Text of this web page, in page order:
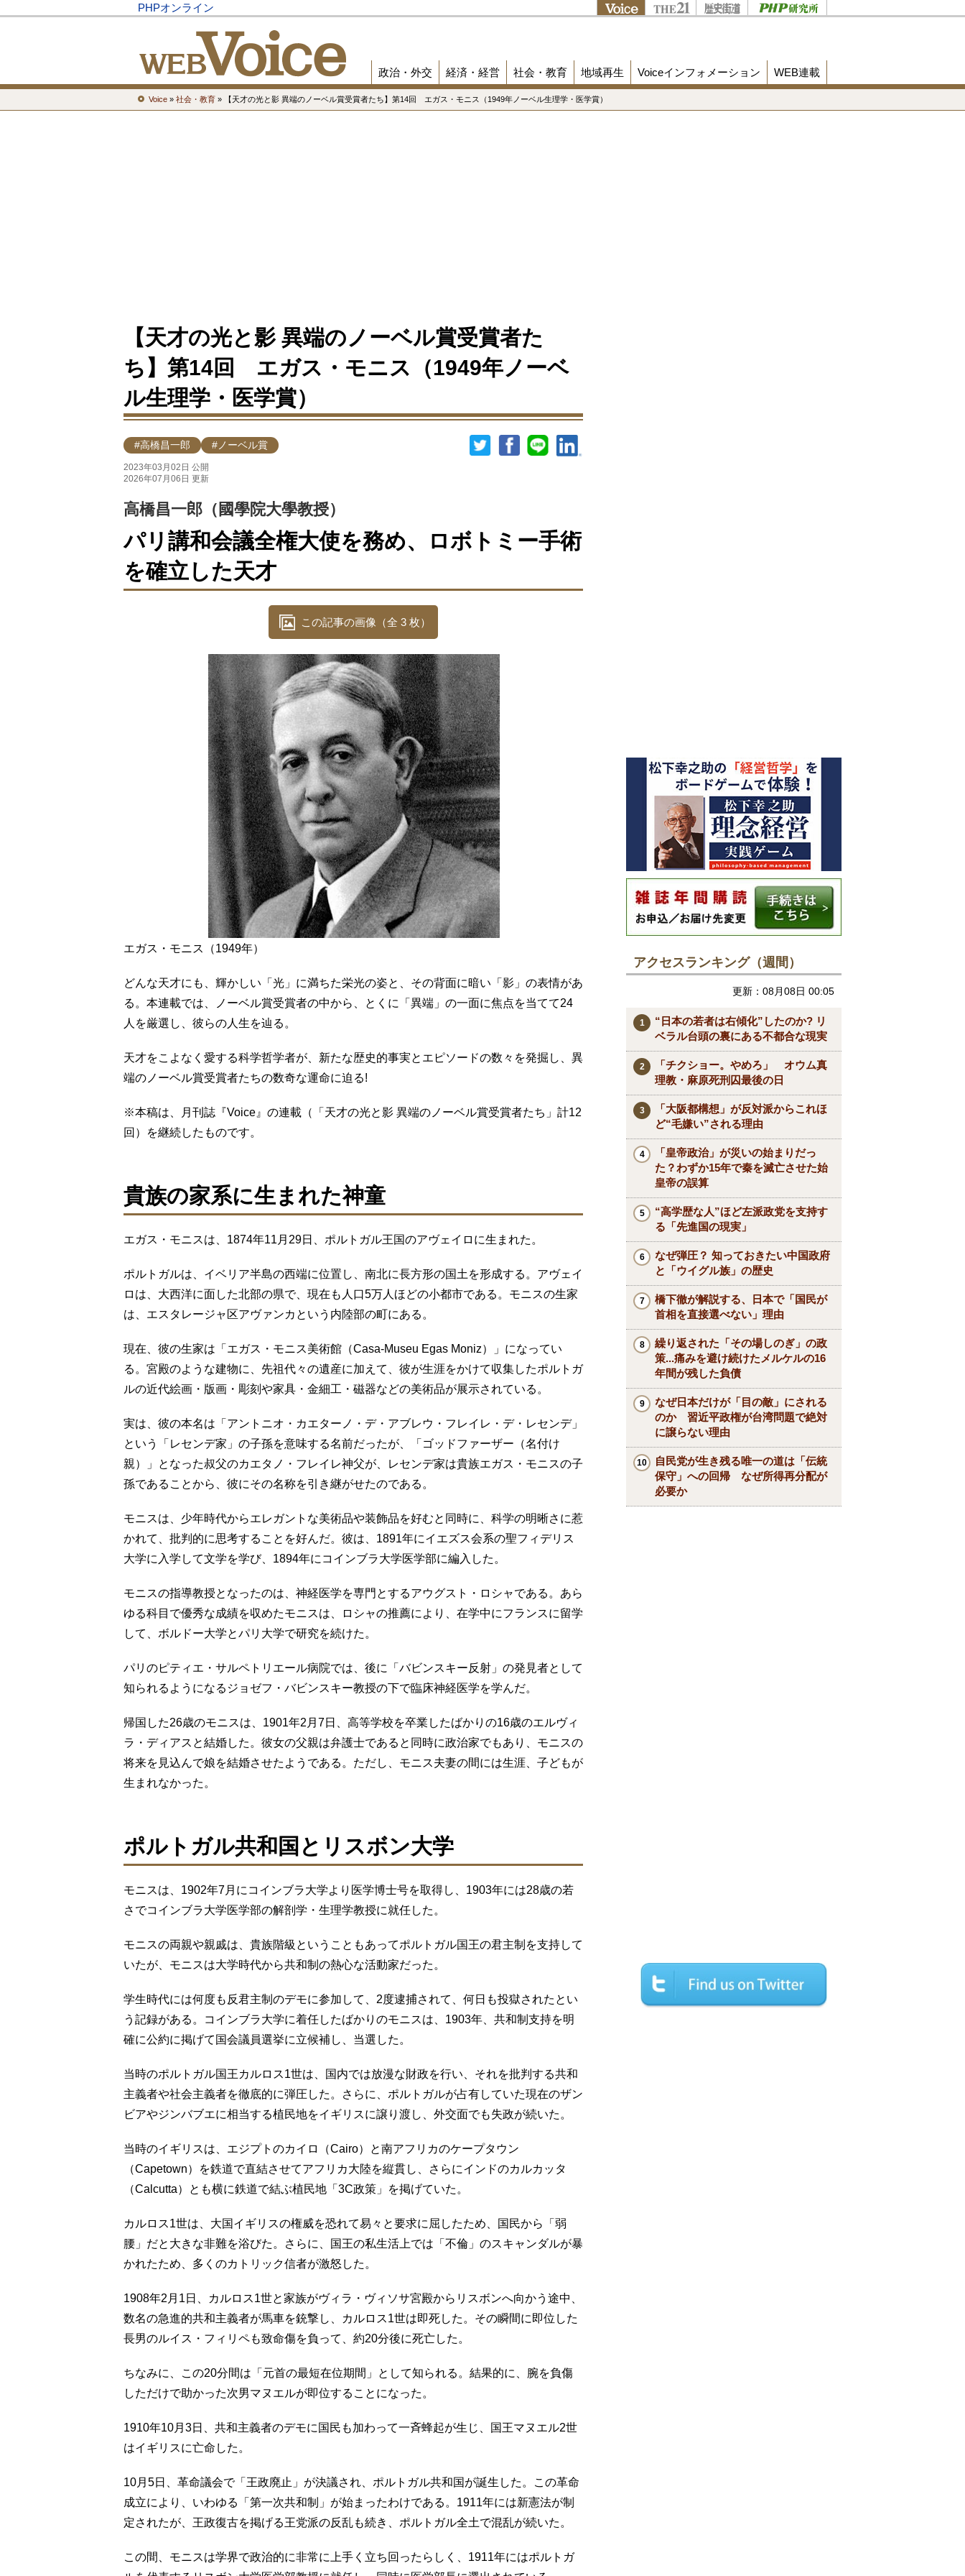
PHPオンライン
政治・外交 経済・経営 社会・教育 地域再生 Voiceインフォメーション WEB連載
Voice » 社会・教育 » 【天才の光と影 異端のノーベル賞受賞者たち】第14回 エガス・モニス（1949年ノーベル生理学・医学賞）
【天才の光と影 異端のノーベル賞受賞者た
ち】第14回 エガス・モニス（1949年ノーベ
ル生理学・医学賞）
#高橋昌一郎 #ノーベル賞
2023年03月02日 公開
2026年07月06日 更新
高橋昌一郎（國學院大學教授）
パリ講和会議全権大使を務め、ロボトミー手術
を確立した天才
この記事の画像（全 3 枚）
エガス・モニス（1949年）
どんな天才にも、輝かしい「光」に満ちた栄光の姿と、その背面に暗い「影」の表情があ
る。本連載では、ノーベル賞受賞者の中から、とくに「異端」の一面に焦点を当てて24
人を厳選し、彼らの人生を辿る。
天才をこよなく愛する科学哲学者が、新たな歴史的事実とエピソードの数々を発掘し、異
端のノーベル賞受賞者たちの数奇な運命に迫る!
※本稿は、月刊誌『Voice』の連載（「天才の光と影 異端のノーベル賞受賞者たち」計12
回）を継続したものです。
貴族の家系に生まれた神童
エガス・モニスは、1874年11月29日、ポルトガル王国のアヴェイロに生まれた。
ポルトガルは、イベリア半島の西端に位置し、南北に長方形の国土を形成する。アヴェイ
ロは、大西洋に面した北部の県で、現在も人口5万人ほどの小都市である。モニスの生家
は、エスタレージャ区アヴァンカという内陸部の町にある。
現在、彼の生家は「エガス・モニス美術館（Casa-Museu Egas Moniz）」になってい
る。宮殿のような建物に、先祖代々の遺産に加えて、彼が生涯をかけて収集したポルトガ
ルの近代絵画・版画・彫刻や家具・金細工・磁器などの美術品が展示されている。
実は、彼の本名は「アントニオ・カエターノ・デ・アブレウ・フレイレ・デ・レセンデ」
という「レセンデ家」の子孫を意味する名前だったが、「ゴッドファーザー（名付け
親）」となった叔父のカエタノ・フレイレ神父が、レセンデ家は貴族エガス・モニスの子
孫であることから、彼にその名称を引き継がせたのである。
モニスは、少年時代からエレガントな美術品や装飾品を好むと同時に、科学の明晰さに惹
かれて、批判的に思考することを好んだ。彼は、1891年にイエズス会系の聖フィデリス
大学に入学して文学を学び、1894年にコインブラ大学医学部に編入した。
モニスの指導教授となったのは、神経医学を専門とするアウグスト・ロシャである。あら
ゆる科目で優秀な成績を収めたモニスは、ロシャの推薦により、在学中にフランスに留学
して、ボルドー大学とパリ大学で研究を続けた。
パリのピティエ・サルペトリエール病院では、後に「バビンスキー反射」の発見者として
知られるようになるジョゼフ・バビンスキー教授の下で臨床神経医学を学んだ。
帰国した26歳のモニスは、1901年2月7日、高等学校を卒業したばかりの16歳のエルヴィ
ラ・ディアスと結婚した。彼女の父親は弁護士であると同時に政治家でもあり、モニスの
将来を見込んで娘を結婚させたようである。ただし、モニス夫妻の間には生涯、子どもが
生まれなかった。
ポルトガル共和国とリスボン大学
モニスは、1902年7月にコインブラ大学より医学博士号を取得し、1903年には28歳の若
さでコインブラ大学医学部の解剖学・生理学教授に就任した。
モニスの両親や親戚は、貴族階級ということもあってポルトガル国王の君主制を支持して
いたが、モニスは大学時代から共和制の熱心な活動家だった。
学生時代には何度も反君主制のデモに参加して、2度逮捕されて、何日も投獄されたとい
う記録がある。コインブラ大学に着任したばかりのモニスは、1903年、共和制支持を明
確に公約に掲げて国会議員選挙に立候補し、当選した。
当時のポルトガル国王カルロス1世は、国内では放漫な財政を行い、それを批判する共和
主義者や社会主義者を徹底的に弾圧した。さらに、ポルトガルが占有していた現在のザン
ビアやジンバブエに相当する植民地をイギリスに譲り渡し、外交面でも失政が続いた。
当時のイギリスは、エジプトのカイロ（Cairo）と南アフリカのケープタウン
（Capetown）を鉄道で直結させてアフリカ大陸を縦貫し、さらにインドのカルカッタ
（Calcutta）とも横に鉄道で結ぶ植民地「3C政策」を掲げていた。
カルロス1世は、大国イギリスの権威を恐れて易々と要求に屈したため、国民から「弱
腰」だと大きな非難を浴びた。さらに、国王の私生活上では「不倫」のスキャンダルが暴
かれたため、多くのカトリック信者が激怒した。
1908年2月1日、カルロス1世と家族がヴィラ・ヴィソサ宮殿からリスボンへ向かう途中、
数名の急進的共和主義者が馬車を銃撃し、カルロス1世は即死した。その瞬間に即位した
長男のルイス・フィリペも致命傷を負って、約20分後に死亡した。
ちなみに、この20分間は「元首の最短在位期間」として知られる。結果的に、腕を負傷
しただけで助かった次男マヌエルが即位することになった。
1910年10月3日、共和主義者のデモに国民も加わって一斉蜂起が生じ、国王マヌエル2世
はイギリスに亡命した。
10月5日、革命議会で「王政廃止」が決議され、ポルトガル共和国が誕生した。この革命
成立により、いわゆる「第一次共和制」が始まったわけである。1911年には新憲法が制
定されたが、王政復古を掲げる王党派の反乱も続き、ポルトガル全土で混乱が続いた。
この間、モニスは学界で政治的に非常に上手く立ち回ったらしく、1911年にはポルトガ
アクセスランキング（週間）
更新：08月08日 00:05
“日本の若者は右傾化”したのか? リ
ベラル台頭の裏にある不都合な現実
「チクショー。やめろ」 オウム真
理教・麻原死刑囚最後の日
「大阪都構想」が反対派からこれほ
ど“毛嫌い”される理由
「皇帝政治」が災いの始まりだっ
た？わずか15年で秦を滅亡させた始
皇帝の誤算
“高学歴な人”ほど左派政党を支持す
る「先進国の現実」
なぜ弾圧？ 知っておきたい中国政府
と「ウイグル族」の歴史
橋下徹が解説する、日本で「国民が
首相を直接選べない」理由
繰り返された「その場しのぎ」の政
策...痛みを避け続けたメルケルの16
年間が残した負債
なぜ日本だけが「目の敵」にされる
のか 習近平政権が台湾問題で絶対
に譲らない理由
自民党が生き残る唯一の道は「伝統
保守」への回帰 なぜ所得再分配が
必要か